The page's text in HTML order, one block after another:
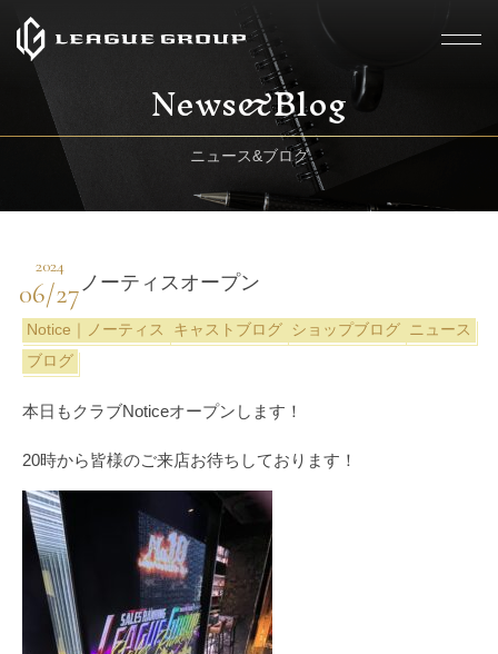
News&Blog
ニュース&ブログ
2024
06/27 ノーティスオープン
Notice｜ノーティス キャストブログ ショップブログ
ニュース
ブログ
本日もクラブNoticeオープンします！
20時から皆様のご来店お待ちしております！